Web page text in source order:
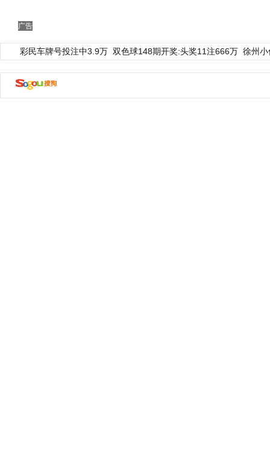
广告
彩民车牌号投注中3.9万 双色球148期开奖:头奖11注666万 徐州